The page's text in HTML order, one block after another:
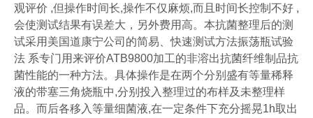
观评价 ,但操作时间长,操作不仅麻烦,而且时间长控制不好 ,
会使测试结果有误差大，另外费用高。本抗菌整理后的测
试采用美国道康宁公司的简易、快速测试方法振荡瓶试验
法 系专门用来评价ATB9800加工的非溶出抗菌纤维制品抗
菌性能的一种方法。具体操作是在两个分别盛有等量稀释
液的带塞三角烧瓶中,分别投入整理过的布样及未整理样
品。而后各移入等量细菌液,在一定条件下充分摇晃1h取出